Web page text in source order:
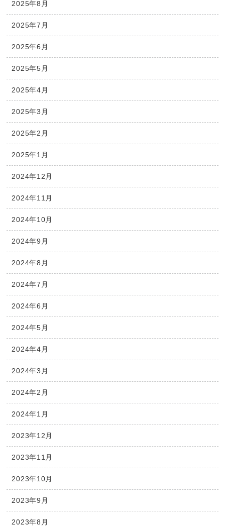
2025年8月
2025年7月
2025年6月
2025年5月
2025年4月
2025年3月
2025年2月
2025年1月
2024年12月
2024年11月
2024年10月
2024年9月
2024年8月
2024年7月
2024年6月
2024年5月
2024年4月
2024年3月
2024年2月
2024年1月
2023年12月
2023年11月
2023年10月
2023年9月
2023年8月